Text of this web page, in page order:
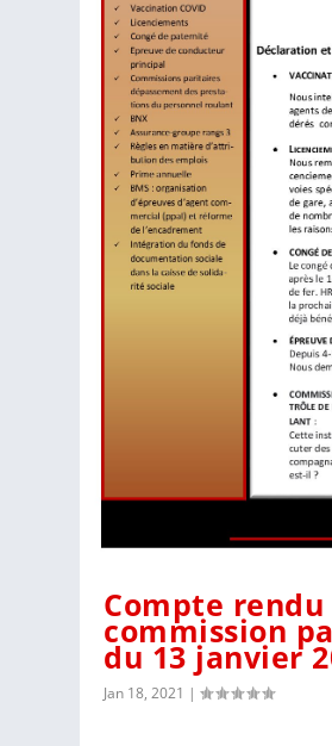
Compte rendu
commission
du 13 janvier
Jan 18, 2021 |